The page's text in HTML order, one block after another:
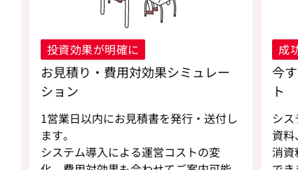
投資効果が明確に
お見積り・費用対効果シミュレー
ション
1営業日以内にお見積書を発行・送付し
ます。
システム導入による運営コストの変
成
今
ト
シ
資
消資